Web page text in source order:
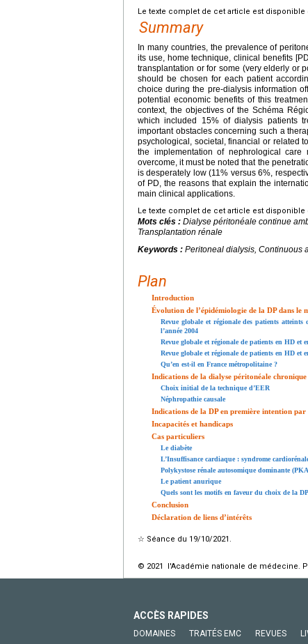
Le texte complet de cet article est disponible
Summary
In many countries, the prevalence of
its use, home technique, clinical benefits
transplantation or for some (very elderly or
should be chosen for each patient
choice during the pre-dialysis information
potential economic benefits of this
context, the objectives of the Schéma
which included 15% of dialysis patients
important obstacles concerning such a
psychological, societal, financial or related
the implementation of nephrological
overcome, it must be noted that the
is desperately low (11% versus 6%,
of PD, the reasons that explain the
main clinical applications.
Le texte complet de cet article est disponible
Mots clés : Dialyse péritonéale continue
Transplantation rénale
Keywords : Peritoneal dialysis, Continuous
Plan
Introduction
Évolution de l’épidémiologie de la DP dans le
Revue globale et régionale des patients
l’année 2004
Revue globale et régionale de patients en HD et
Revue globale et régionale de patients en HD et
Qu’en est-il en France métropolitaine ?
Indications de la dialyse péritonéale chronique
Choix initial de la technique d’EER
Néphropathie causale
Indications de la DP en première intention
Incapacités et handicaps
Cas particuliers
Le diabète
L’Insuffisance cardiaque : syndrome
Polykystose rénale autosomique dominante
Le patient anurique
Quels sont les motifs en faveur du choix de la
Conclusion
Déclaration de liens d’intérêts
☆ Séance du 19/10/2021.
© 2021 l'Académie nationale de médecine.
ACCÈS RAPIDES
DOMAINES TRAITÉS EMC REVUES